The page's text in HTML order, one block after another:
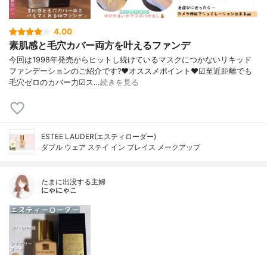
4.00
素肌感と毛穴カバー両方を叶えるファンデ
今回は1998年発売からヒットし続けているマスクにつかないリキッド
ファンデーションのご紹介です?❤︎オススメポイント❤︎☑︎至近距離でも
毛穴ゼロのカバー力☑︎ス…続きを見る
ESTEE LAUDER(エスティローダー)
ダブル ウェア ステイ イン プレイス メークアップ
たまに出没する主婦
にゃにゃこ